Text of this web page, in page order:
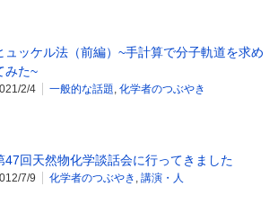
ュッケル法（前編）~手計算で分子軌道を求め
みた~
2/4 一般的な話題 化学者のつぶやき
47回天然物化学談話会に行ってきました
7/9 化学者のつぶやき 講演・人